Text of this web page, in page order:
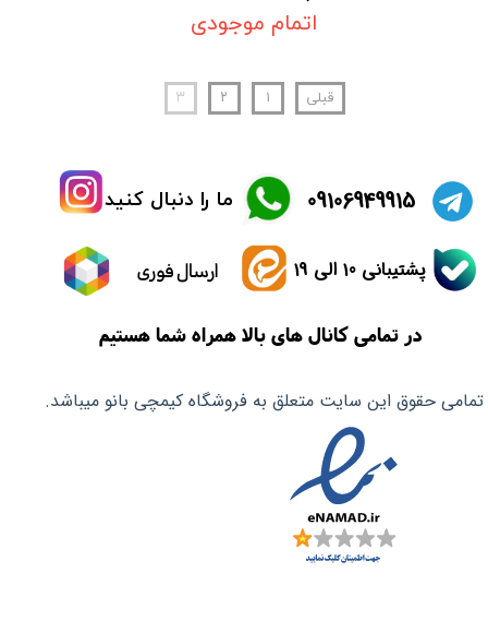
اتمام موجودی
قبلی ۱ ۲ ۳
تمامی حقوق این سایت متعلق به فروشگاه کیمچی بانو میباشد.
ما را دنبال کنید ​09106949915
ارسال فوری پشتیبانی 10 الی 19
در تمامی کانال های بالا همراه شما هستیم